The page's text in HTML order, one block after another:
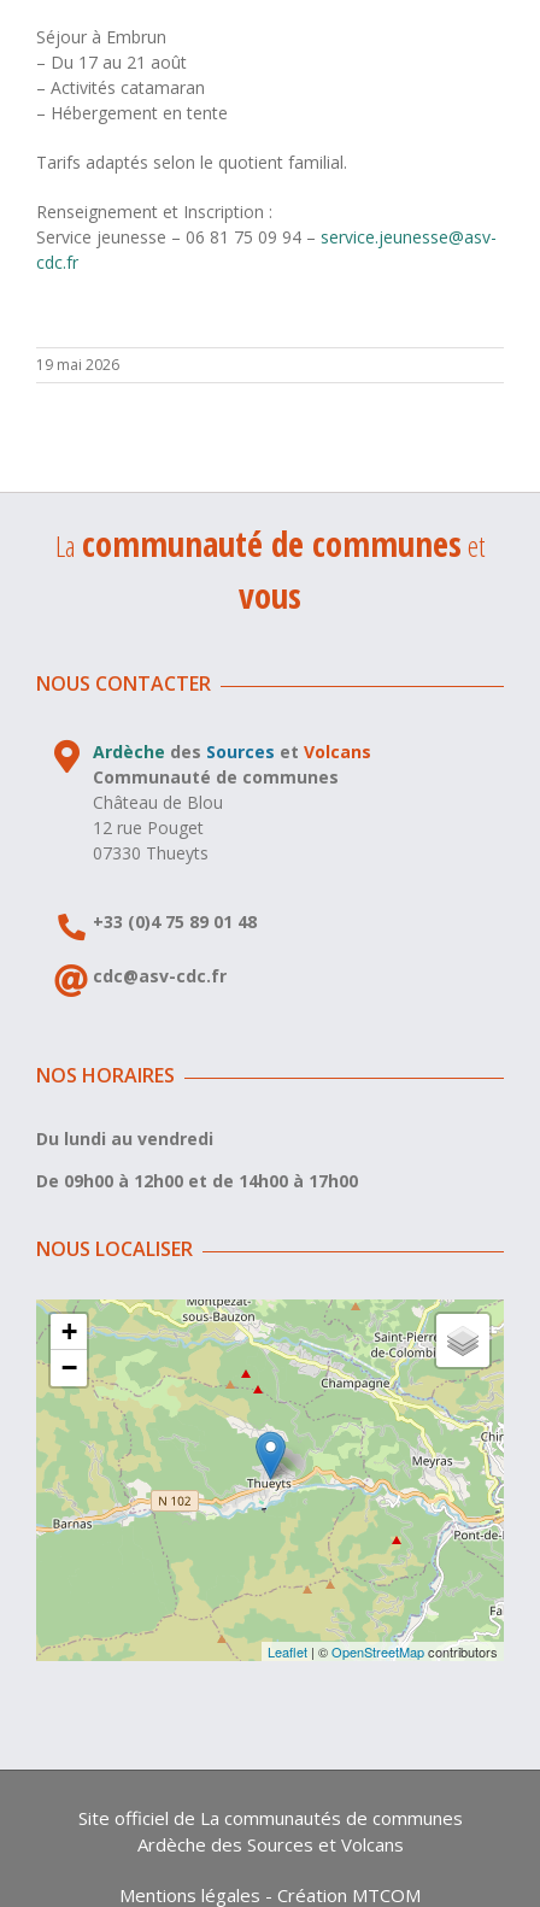
Séjour à Embrun
– Du 17 au 21 août
– Activités catamaran
– Hébergement en tente
Tarifs adaptés selon le quotient familial.
Renseignement et Inscription :
Service jeunesse – 06 81 75 09 94 – service.jeunesse@asv-
cdc.fr
19 mai 2026
La communauté de communeset
vous
NOUS CONTACTER
Ardèche des Sources etVolcans
Communauté de communes
Château de Blou
12 rue Pouget
07330 Thueyts
+33 (0)4 75 89 01 48
cdc@asv-cdc.fr
NOS HORAIRES
Du lundi au vendredi
De 09h00 à 12h00 et de 14h00 à 17h00
NOUS LOCALISER
+
−
Leaflet | ©OpenStreetMapcontributors
Site officiel de La communautés de communes
Ardèche des Sources et Volcans
Mentions légales - Création MTCOM